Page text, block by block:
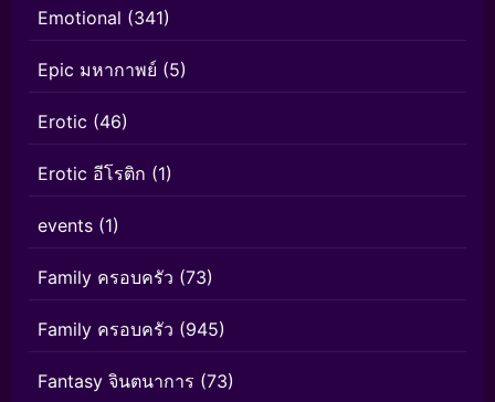
Emotional (341)
Epic มหากาพย์ (5)
Erotic (46)
Erotic อีโรติก (1)
events (1)
Family ครอบครัว (73)
Family ครอบครัว (945)
Fantasy จินตนาการ (73)